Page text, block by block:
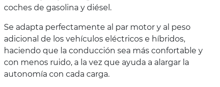
coches de gasolina y diésel.
Se adapta perfectamente al par motor y al peso
adicional de los vehículos eléctricos e híbridos,
haciendo que la conducción sea más confortable y
con menos ruido, a la vez que ayuda a alargar la
autonomía con cada carga.